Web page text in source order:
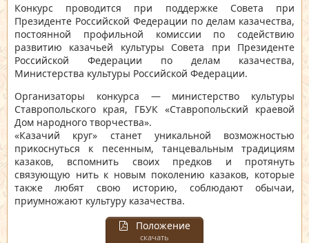
Конкурс проводится при поддержке Совета при
Президенте Российской Федерации по делам казачества,
постоянной профильной комиссии по содействию
развитию казачьей культуры Совета при Президенте
Российской Федерации по делам казачества,
Министерства культуры Российской Федерации.
Организаторы конкурса — министерство культуры
Ставропольского края, ГБУК «Ставропольский краевой
Дом народного творчества».
«Казачий круг» станет уникальной возможностью
прикоснуться к песенным, танцевальным традициям
казаков, вспомнить своих предков и протянуть
связующую нить к новым поколению казаков, которые
также любят свою историю, соблюдают обычаи,
приумножают культуру казачества.
Положение
скачать